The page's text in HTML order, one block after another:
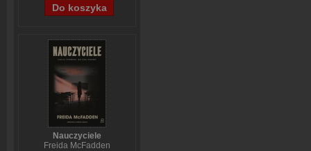
Nauczyciele
Freida McFadden